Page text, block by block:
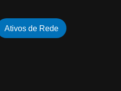
Ativos de Rede